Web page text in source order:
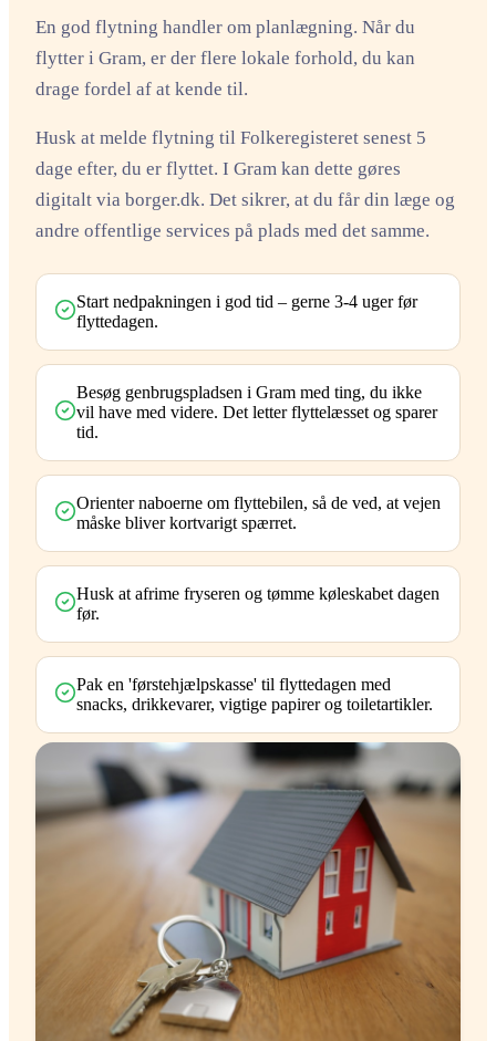
En god flytning handler om planlægning. Når du
flytter i Gram, er der flere lokale forhold, du kan
drage fordel af at kende til.
Husk at melde flytning til Folkeregisteret senest 5
dage efter, du er flyttet. I Gram kan dette gøres
digitalt via borger.dk. Det sikrer, at du får din læge og
andre offentlige services på plads med det samme.
Start nedpakningen i god tid – gerne 3-4 uger før
flyttedagen.
Besøg genbrugspladsen i Gram med ting, du ikke
vil have med videre. Det letter flyttelæsset og sparer
tid.
Orienter naboerne om flyttebilen, så de ved, at vejen
måske bliver kortvarigt spærret.
Husk at afrime fryseren og tømme køleskabet dagen
før.
Pak en 'førstehjælpskasse' til flyttedagen med
snacks, drikkevarer, vigtige papirer og toiletartikler.